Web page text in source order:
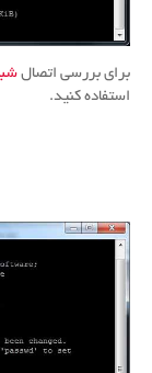
برای بررسی اتصال
استفاده کنید.